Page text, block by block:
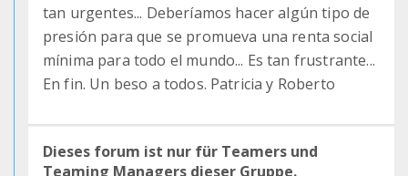
tan urgentes... Deberíamos hacer algún tipo de
presión para que se promueva una renta social
mínima para todo el mundo... Es tan frustrante...
En fin. Un beso a todos. Patricia y Roberto
Dieses forum ist nur für Teamers und
Teaming Managers dieser Gruppe.